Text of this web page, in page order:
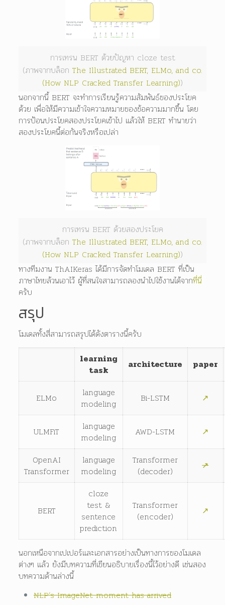
การเทรน BERT ด้วยปัญหา cloze test
(ภาพจากบล็อก The Illustrated BERT, ELMo, and co.
(How NLP Cracked Transfer Learning))
นอกจากนี้ BERT จะทำการเรียนรู้ความสัมพันธ์ของประโยค
ด้วย เพื่อให้มีความเข้าใจความหมายของข้อความมากขึ้น โดย
การป้อนประโยคสองประโยคเข้าไป แล้วให้ BERT ทำนายว่า
สองประโยคนี้ต่อกันจริงหรือเปล่า
การเทรน BERT ด้วยสองประโยค
(ภาพจากบล็อก The Illustrated BERT, ELMo, and co.
(How NLP Cracked Transfer Learning))
ทางทีมงาน ThAIKeras ได้มีการจัดทำโมเดล BERT ที่เป็น
ภาษาไทยล้วนเอาไว้ ผู้ที่สนใจสามารถลองนำไปใช้งานได้จากที่นี่
ครับ
สรุป
โมเดลทั้งสี่สามารถสรุปได้ดังตารางนี้ครับ
learning
task
architecture paper
ELMo
language
modeling
Bi-LSTM ↗
ULMFiT
language
modeling
AWD-LSTM ↗
OpenAI
Transformer
language
modeling
Transformer
(decoder)
↗
BERT
cloze
test &
sentence
prediction
Transformer
(encoder)
↗
นอกเหนือจากเปเปอร์และเอกสารอย่างเป็นทางการของโมเดล
ต่างๆ แล้ว ยังมีบทความที่เขียนอธิบายเรื่องนี้ไว้อย่างดี เช่นสอง
บทความด้านล่างนี้
NLP’s ImageNet moment has arrived